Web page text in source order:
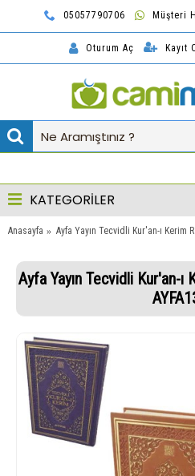
05057790706 Müşteri
Oturum Aç Kayıt
KATEGORİLER
Anasayfa Ayfa Yayın Tecvidli Kur'an-ı Kerim
Ayfa Yayın Tecvidli Kur'an-